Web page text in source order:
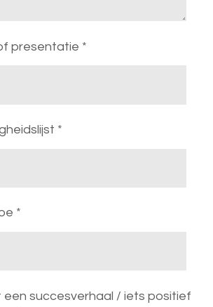
presentatie *
*
*
een succesverhaal / iets positief